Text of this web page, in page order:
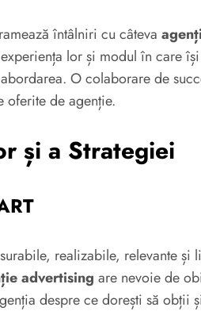
întâlniri cu câteva
lor și modul în care
O colaborare de
de agenție.
și a Strategiei
realizabile, relevante și
advertising are nevoie de
despre ce dorești să obții